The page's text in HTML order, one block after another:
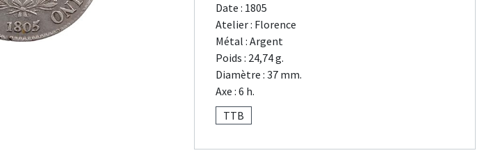
Date : 1805
Atelier : Florence
Métal : Argent
Poids : 24,74 g.
Diamètre : 37 mm.
Axe : 6 h.
TTB